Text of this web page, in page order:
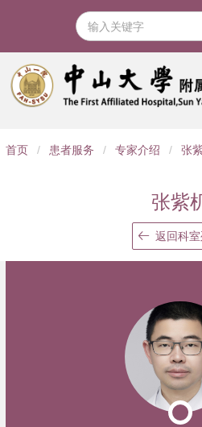
导
首页 / 患者服务 / 专家介绍 / 张
张紫
返回科